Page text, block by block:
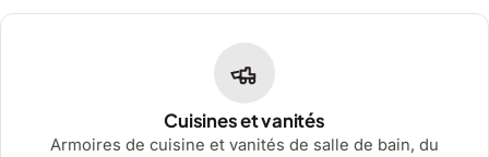
Cuisines et vanités
Armoires de cuisine et vanités de salle de bain, du